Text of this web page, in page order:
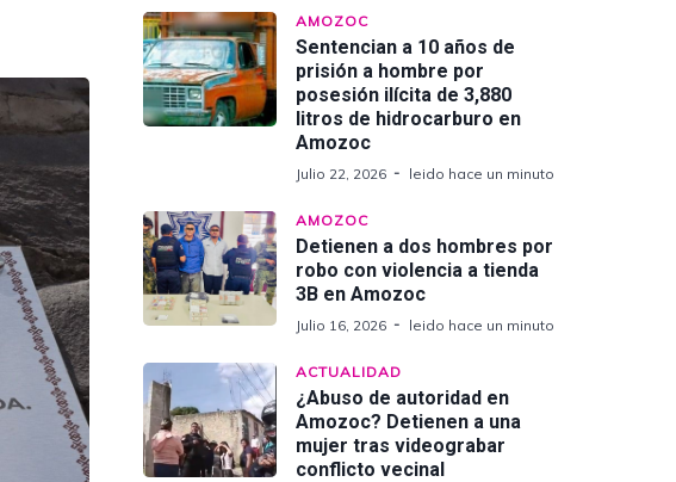
AMOZOC
Sentencian a 10 años de
prisión a hombre por
posesión ilícita de 3,880
litros de hidrocarburo en
Amozoc
Julio 22, 2026 leido hace un minuto
AMOZOC
Detienen a dos hombres por
robo con violencia a tienda
3B en Amozoc
Julio 16, 2026 leido hace un minuto
ACTUALIDAD
¿Abuso de autoridad en
Amozoc? Detienen a una
mujer tras videograbar
conflicto vecinal